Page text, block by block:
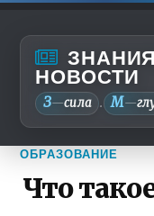
НОВОСТИ
З—сила . М—
ОБРАЗОВАНИЕ
Что